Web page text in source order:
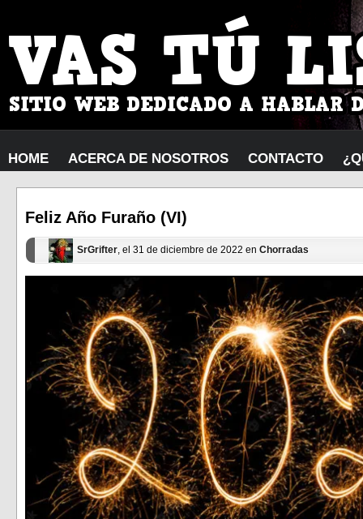
HOME ACERCA DE NOSOTROS CONTACTO
Feliz Año Furaño (VI)
SrGrifter, el 31 de diciembre de 2022 en Chorradas